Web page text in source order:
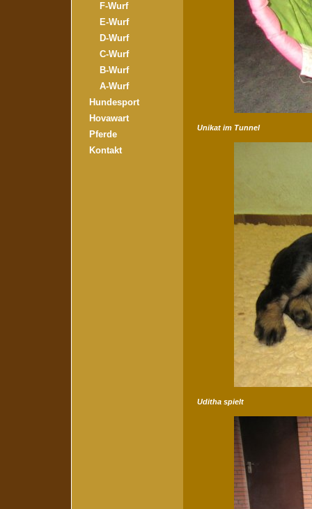
F-Wurf
E-Wurf
D-Wurf
C-Wurf
B-Wurf
A-Wurf
Hundesport
Hovawart
Pferde
Kontakt
Unikat im Tunnel
Uditha spielt